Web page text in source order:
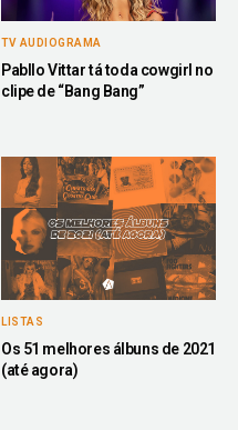
TV AUDIOGRAMA
Pabllo Vittar tá toda cowgirl no
clipe de “Bang Bang”
LISTAS
Os 51 melhores álbuns de 2021
(até agora)